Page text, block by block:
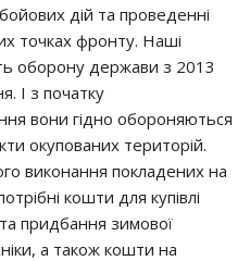
дій та проведенні
точках фронту. Наші
оборону держави з 2013
І з початку
вони гідно обороняються
окупованих територій.
виконання покладених на
кошти для купівлі
придбання зимової
а також кошти на